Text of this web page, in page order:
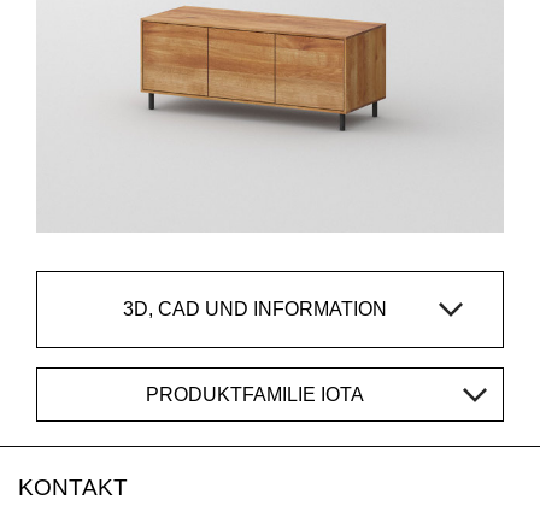
3D, CAD UND INFORMATION
PRODUKTFAMILIE IOTA
KONTAKT